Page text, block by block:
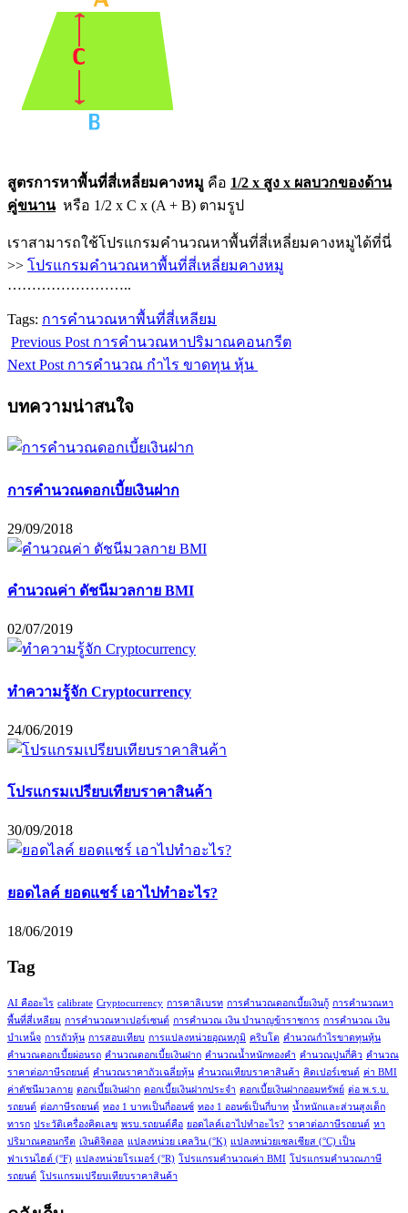
สูตรการหาพื้นที่สี่เหลี่ยมคางหมู คือ 1/2 x สูง x ผลบวกของด้าน
คู่ขนานหรือ 1/2 x C x (A + B) ตามรูป
เราสามารถใช้โปรแกรมคำนวณหาพื้นที่สี่เหลี่ยมคางหมูได้ที่นี่
>> โปรแกรมคำนวณหาพื้นที่สี่เหลี่ยมคางหมู
……………………..
Tags: การคำนวณหาพื้นที่สี่เหลียม
Previous Post การคำนวณหาปริมาณคอนกรีต
Next Post การคำนวณ กำไร ขาดทุน หุ้น
บทความน่าสนใจ
การคำนวณดอกเบี้ยเงินฝาก
29/09/2018
คำนวณค่า ดัชนีมวลกาย BMI
02/07/2019
ทำความรู้จัก Cryptocurrency
24/06/2019
โปรแกรมเปรียบเทียบราคาสินค้า
30/09/2018
ยอดไลค์ ยอดแชร์ เอาไปทำอะไร?
18/06/2019
Tag
AI คืออะไร calibrate Cryptocurrency การคาลิเบรท การคำนวณดอกเบี้ยเงินกู้ การคำนวณหา
พื้นที่สี่เหลียม การคำนวณหาเปอร์เซนต์ การคำนวณ เงิน บำนาญข้าราชการ การคำนวณ เงิน
บำเหน็จ การถัวหุ้น การสอบเทียบ การแปลงหน่วยอุณหภูมิ คริบโต คำนวณกำไรขาดทุนหุ้น
คำนวณดอกเบี้ยผ่อนรถ คำนวณดอกเบี้ยเงินฝาก คำนวณน้ำหนักทองคำ คำนวณปูนกี่คิว คำนวณ
ราคาต่อภาษีรถยนต์ คำนวณราคาถัวเฉลี่ยหุ้น คำนวณเทียบราคาสินค้า คิดเปอร์เซนต์ ค่า BMI
ค่าดัชนีมวลกาย ดอกเบี้ยเงินฝาก ดอกเบี้ยเงินฝากประจำ ดอกเบี้ยเงินฝากออมทรัพย์ ต่อ พ.ร.บ.
รถยนต์ ต่อภาษีรถยนต์ ทอง 1 บาทเป็นกี่ออนซ์ ทอง 1 ออนซ์เป็นกี่บาท น้ำหนักและส่วนสูงเด็ก
ทารก ประวัติเครื่องคิดเลข พรบ.รถยนต์คือ ยอดไลค์เอาไปทำอะไร? ราคาต่อภาษีรถยนต์ หา
ปริมาณคอนกรีต เงินดิจิตอล แปลงหน่วย เคลวิน (°K) แปลงหน่วยเซลเซียส (°C) เป็น
ฟาเรนไฮต์ (°F) แปลงหน่วยโรเมอร์ (°R) โปรแกรมคำนวณค่า BMI โปรแกรมคำนวณภาษี
รถยนต์ โปรแกรมเปรียบเทียบราคาสินค้า